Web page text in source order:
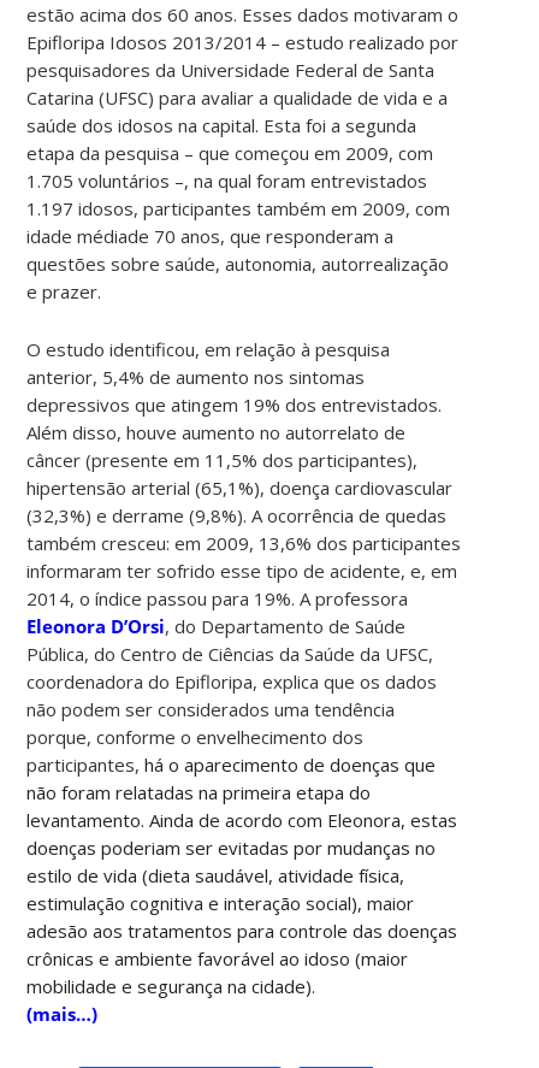
estão acima dos 60 anos. Esses dados motivaram o
Epifloripa Idosos 2013/2014 – estudo realizado por
pesquisadores da Universidade Federal de Santa
Catarina (UFSC) para avaliar a qualidade de vida e a
saúde dos idosos na capital. Esta foi a segunda
etapa da pesquisa – que começou em 2009, com
1.705 voluntários –, na qual foram entrevistados
1.197 idosos, participantes também em 2009, com
idade médiade 70 anos, que responderam a
questões sobre saúde, autonomia, autorrealização
e prazer.
O estudo identificou, em relação à pesquisa
anterior, 5,4% de aumento nos sintomas
depressivos que atingem 19% dos entrevistados.
Além disso, houve aumento no autorrelato de
câncer (presente em 11,5% dos participantes),
hipertensão arterial (65,1%), doença cardiovascular
(32,3%) e derrame (9,8%). A ocorrência de quedas
também cresceu: em 2009, 13,6% dos participantes
informaram ter sofrido esse tipo de acidente, e, em
2014, o índice passou para 19%. A professora
Eleonora D’Orsi, do Departamento de Saúde
Pública, do Centro de Ciências da Saúde da UFSC,
coordenadora do Epifloripa, explica que os dados
não podem ser considerados uma tendência
porque, conforme o envelhecimento dos
participantes, há o aparecimento de doenças que
não foram relatadas na primeira etapa do
levantamento. Ainda de acordo com Eleonora, estas
doenças poderiam ser evitadas por mudanças no
estilo de vida (dieta saudável, atividade física,
estimulação cognitiva e interação social), maior
adesão aos tratamentos para controle das doenças
crônicas e ambiente favorável ao idoso (maior
mobilidade e segurança na cidade).
(mais…)